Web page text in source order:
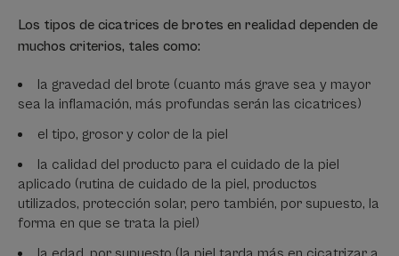
Los tipos de cicatrices de brotes en realidad dependen de
muchos criterios, tales como:
la gravedad del brote (cuanto más grave sea y mayor
sea la inflamación, más profundas serán las cicatrices)
el tipo, grosor y color de la piel
la calidad del producto para el cuidado de la piel
aplicado (rutina de cuidado de la piel, productos
utilizados, protección solar, pero también, por supuesto, la
forma en que se trata la piel)